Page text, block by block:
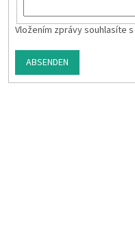
Vložením zprávy souhlasíte s
ABSENDEN